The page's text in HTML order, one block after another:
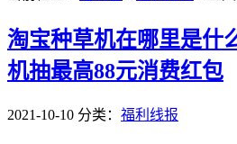
淘宝种草机在哪里是什
机抽最高88元消费红包
2021-10-10 分类： 福利线报